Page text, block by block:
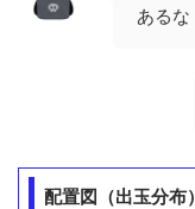
あるな
配置図（出玉分布）